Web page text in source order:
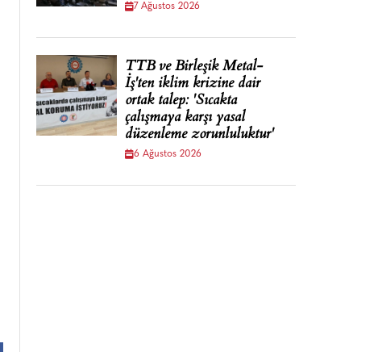
7 Ağustos 2026
TTB ve Birleşik Metal-
İş'ten iklim krizine dair
ortak talep: 'Sıcakta
çalışmaya karşı yasal
düzenleme zorunluluktur'
6 Ağustos 2026